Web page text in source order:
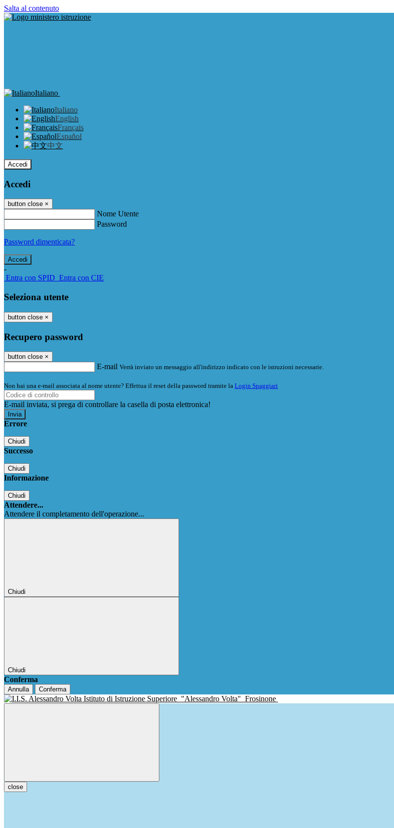
Salta al contenuto
Italiano
Italiano
English
Français
Español
中文
Accedi
Accedi
button close ×
Nome Utente
Password
Password dimenticata?
-
Entra con SPID Entra con CIE
Seleziona utente
button close ×
Recupero password
button close ×
E-mail Verrà inviato un messaggio all'indirizzo indicato con le istruzioni necessarie.
Non hai una e-mail associata al nome utente? Effettua il reset della password tramite la Login Spaggiari
E-mail inviata, si prega di controllare la casella di posta elettronica!
Errore
Chiudi
Successo
Chiudi
Informazione
Chiudi
Attendere...
Attendere il completamento dell'operazione...
Chiudi
Chiudi
Conferma
Annulla Conferma
Istituto di Istruzione Superiore "Alessandro Volta" Frosinone
close